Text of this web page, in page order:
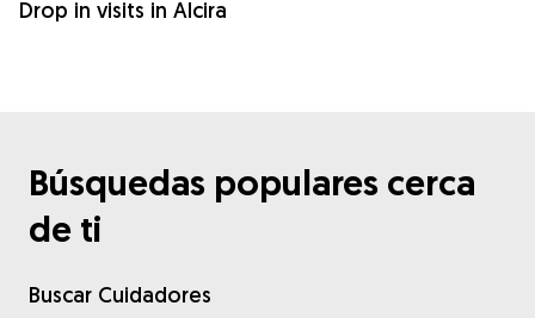
Drop in visits in Alcira
Búsquedas populares cerca
de ti
Buscar Cuidadores